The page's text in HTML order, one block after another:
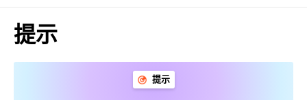
提示
提示